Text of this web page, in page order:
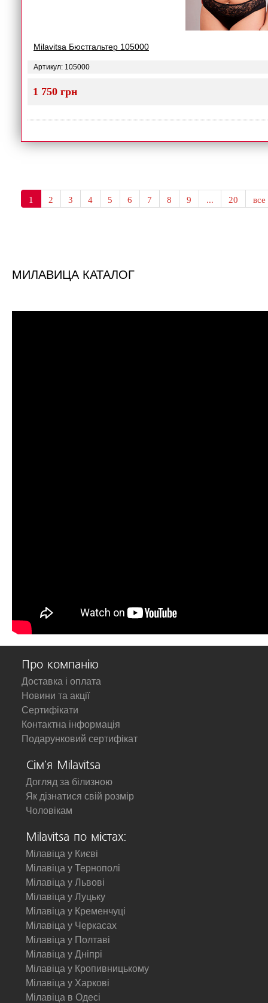
Milavitsa Бюстгальтер 105000
Артикул: 105000
1 750 грн
1 2 3 4 5 6 7 8 9 ... 20 все
МИЛАВИЦА КАТАЛОГ
Про компанію
Доставка і оплата
Новини та акції
Сертифікати
Контактна інформація
Подарунковий сертифікат
Сім'я Milavitsa
Догляд за білизною
Як дізнатися свій розмір
Чоловікам
Milavitsa по містах:
Мілавіца у Києві
Мілавіца у Тернополі
Мілавіца у Львові
Мілавіца у Луцьку
Мілавіца у Кременчуці
Мілавіца у Черкасах
Мілавіца у Полтаві
Мілавіца у Дніпрі
Мілавіца у Кропивницькому
Мілавіца у Харкові
Мілавіца в Одесі